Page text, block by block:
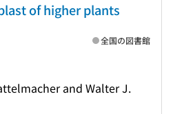
of higher plants
and Walter J.
全国の図書館